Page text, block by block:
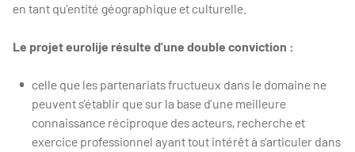
en tant qu’entité géographique et culturelle.
Le projet eurolije résulte d’une double conviction :
celle que les partenariats fructueux dans le domaine ne
peuvent s’établir que sur la base d’une meilleure
connaissance réciproque des acteurs, recherche et
exercice professionnel ayant tout intérêt à s’articuler dans